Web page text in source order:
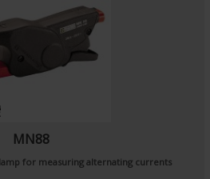
MN88
for measuring alternating currents